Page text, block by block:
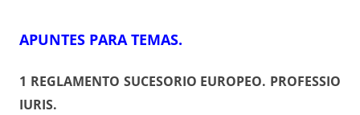
APUNTES PARA TEMAS.
1 REGLAMENTO SUCESORIO EUROPEO. PROFESSIO
IURIS.